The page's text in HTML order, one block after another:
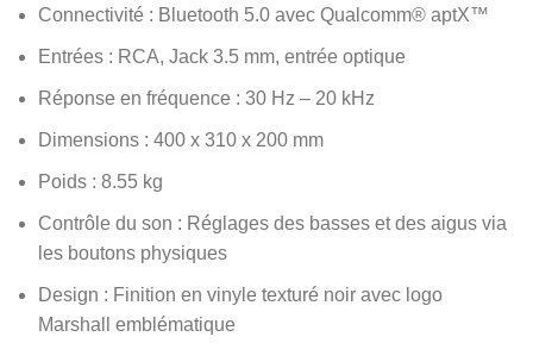
Connectivité : Bluetooth 5.0 avec Qualcomm® aptX™
Entrées : RCA, Jack 3.5 mm, entrée optique
Réponse en fréquence : 30 Hz – 20 kHz
Dimensions : 400 x 310 x 200 mm
Poids : 8.55 kg
Contrôle du son : Réglages des basses et des aigus via
les boutons physiques
Design : Finition en vinyle texturé noir avec logo
Marshall emblématique